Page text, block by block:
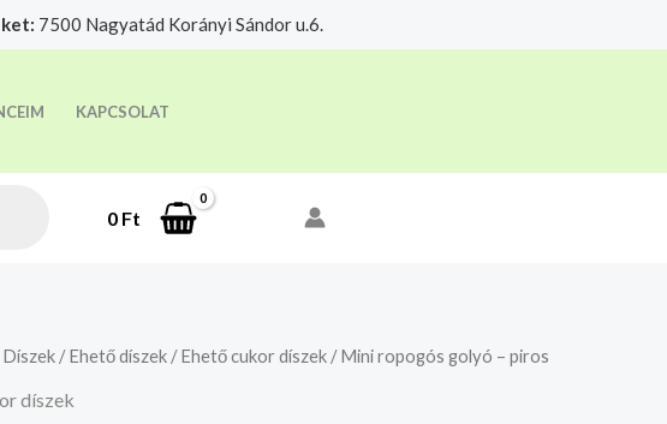
7500 Nagyatád Korányi Sándor u.6.
KAPCSOLAT
0 Ft
Díszek /Ehető díszek /Ehető cukor díszek / Mini ropogós golyó – piros
díszek
a feloldási időre.